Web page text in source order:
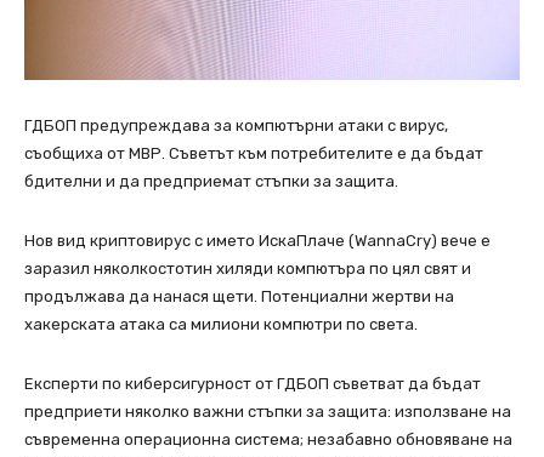
ГДБОП предупреждава за компютърни атаки с вирус,
съобщиха от МВР. Съветът към потребителите е да бъдат
бдителни и да предприемат стъпки за защита.
Нов вид криптовирус с името ИскаПлаче (WannaCry) вече е
заразил няколкостотин хиляди компютъра по цял свят и
продължава да нанася щети. Потенциални жертви на
хакерската атака са милиони компютри по света.
Експерти по киберсигурност от ГДБОП съветват да бъдат
предприети няколко важни стъпки за защита: използване на
съвременна операционна система; незабавно обновяване на